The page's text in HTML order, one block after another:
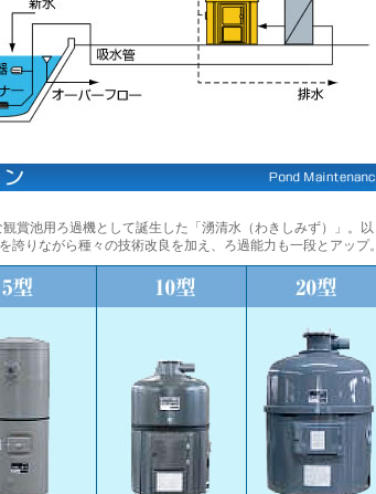
賞池用ろ過機として誕生した「湧清水（わきしみず）」。以
誇りながら種々の技術改良を加え、ろ過能力も一段とアップ。